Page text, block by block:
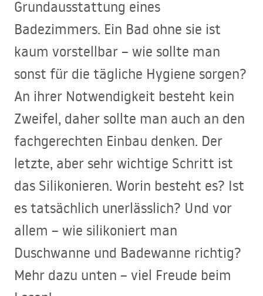
Grundausstattung eines
Badezimmers. Ein Bad ohne sie ist
kaum vorstellbar – wie sollte man
sonst für die tägliche Hygiene sorgen?
An ihrer Notwendigkeit besteht kein
Zweifel, daher sollte man auch an den
fachgerechten Einbau denken. Der
letzte, aber sehr wichtige Schritt ist
das Silikonieren. Worin besteht es? Ist
es tatsächlich unerlässlich? Und vor
allem – wie silikoniert man
Duschwanne und Badewanne richtig?
Mehr dazu unten – viel Freude beim